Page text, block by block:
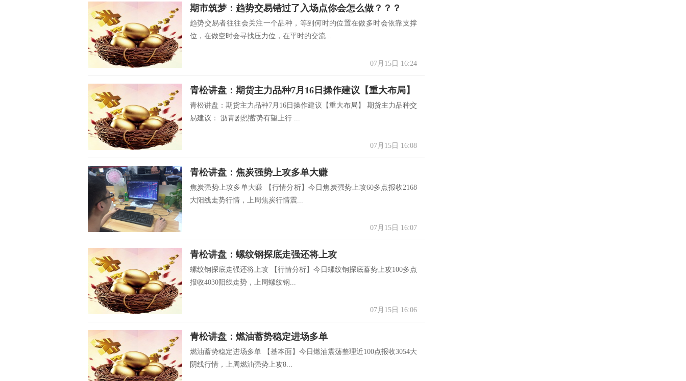
期市筑梦：趋势交易错过了入场点你会怎么做？？？
趋势交易者往往会关注一个品种，等到何时的位置在做多时会依靠支撑
位，在做空时会寻找压力位，在平时的交流...
07月15日 16:24
青松讲盘：期货主力品种7月16日操作建议【重大布局】
青松讲盘：期货主力品种7月16日操作建议【重大布局】 期货主力品种交
易建议： 沥青剧烈蓄势有望上行 ...
07月15日 16:08
青松讲盘：焦炭强势上攻多单大赚
焦炭强势上攻多单大赚 【行情分析】今日焦炭强势上攻60多点报收2168
大阳线走势行情，上周焦炭行情震...
07月15日 16:07
青松讲盘：螺纹钢探底走强还将上攻
螺纹钢探底走强还将上攻 【行情分析】今日螺纹钢探底蓄势上攻100多点
报收4030阳线走势，上周螺纹钢...
07月15日 16:06
青松讲盘：燃油蓄势稳定进场多单
燃油蓄势稳定进场多单 【基本面】今日燃油震荡整理近100点报收3054大
阴线行情，上周燃油强势上攻8...